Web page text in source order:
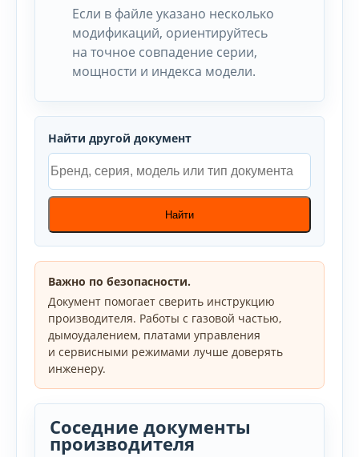
Если в файле указано несколько
модификаций, ориентируйтесь
на точное совпадение серии,
мощности и индекса модели.
Найти другой документ
Найти
Важно по безопасности.
Документ помогает сверить инструкцию
производителя. Работы с газовой частью,
дымоудалением, платами управления
и сервисными режимами лучше доверять
инженеру.
Соседние документы
производителя